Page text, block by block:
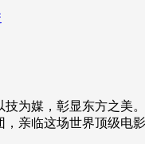
技为媒，彰显东方之
亲临这场世界顶级电